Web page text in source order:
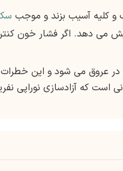
و کلیه آسیب بزند و موجب
می دهد. اگر فشار خون
عروق می شود و این خطرات
است که آزادسازی نوراپی